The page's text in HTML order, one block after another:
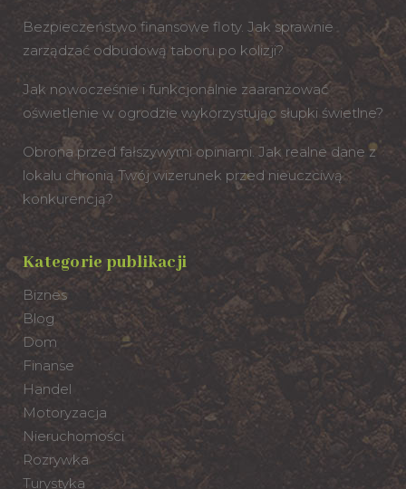
Bezpieczeństwo finansowe floty. Jak sprawnie
zarządzać odbudową taboru po kolizji?
Jak nowocześnie i funkcjonalnie zaaranżować
oświetlenie w ogrodzie wykorzystując słupki świetlne?
Obrona przed fałszywymi opiniami. Jak realne dane z
lokalu chronią Twój wizerunek przed nieuczciwą
konkurencją?
Kategorie publikacji
Biznes
Blog
Dom
Finanse
Handel
Motoryzacja
Nieruchomości
Rozrywka
Turystyka